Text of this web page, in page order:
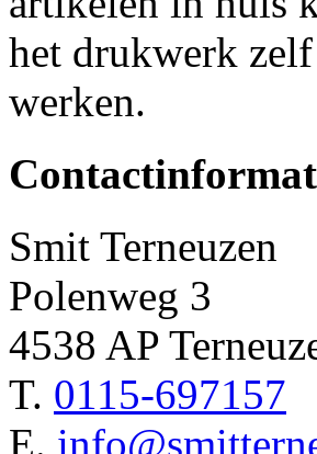
het drukwerk
werken.
Smit Terneuzen
Polenweg 3
4538 AP
T. 0115-697157
E.